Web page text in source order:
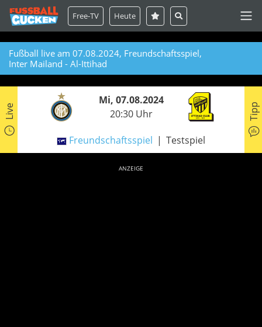
Free-TV Heute
Fußball live am 07.08.2024, Freundschaftsspiel,
Inter Mailand - Al-Ittihad
Live
Mi, 07.08.2024
20:30 Uhr
Freundschaftsspiel Testspiel
Tipp
ANZEIGE